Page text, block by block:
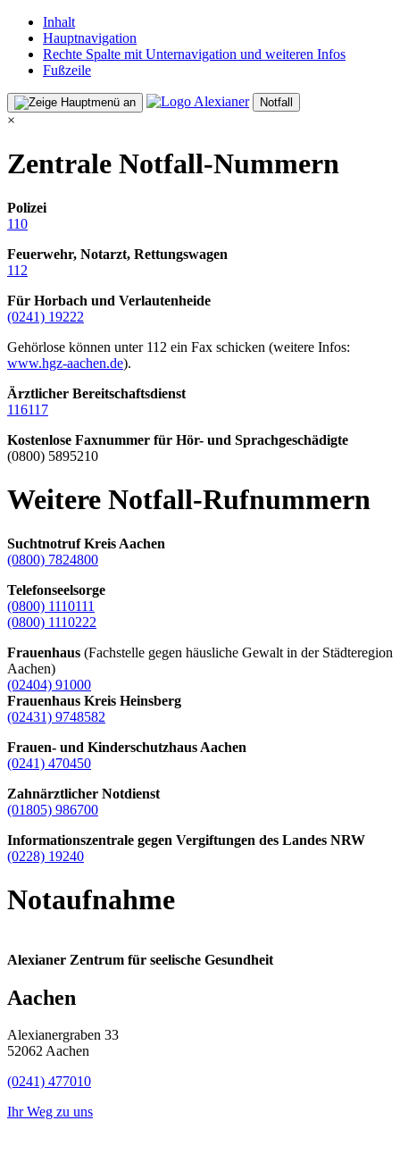
Inhalt
Hauptnavigation
Rechte Spalte mit Unternavigation und weiteren Infos
Fußzeile
Notfall
×
Zentrale Notfall-Nummern
Polizei
110
Feuerwehr, Notarzt, Rettungswagen
112
Für Horbach und Verlautenheide
(0241) 19222
Gehörlose können unter 112 ein Fax schicken (weitere Infos:
www.hgz-aachen.de).
Ärztlicher Bereitschaftsdienst
116117
Kostenlose Faxnummer für Hör- und Sprachgeschädigte
(0800) 5895210
Weitere Notfall-Rufnummern
Suchtnotruf Kreis Aachen
(0800) 7824800
Telefonseelsorge
(0800) 1110111
(0800) 1110222
Frauenhaus (Fachstelle gegen häusliche Gewalt in der Städteregion
Aachen)
(02404) 91000
Frauenhaus Kreis Heinsberg
(02431) 9748582
Frauen- und Kinderschutzhaus Aachen
(0241) 470450
Zahnärztlicher Notdienst
(01805) 986700
Informationszentrale gegen Vergiftungen des Landes NRW
(0228) 19240
Notaufnahme
Alexianer Zentrum für seelische Gesundheit
Aachen
Alexianergraben 33
52062 Aachen
(0241) 477010
Ihr Weg zu uns